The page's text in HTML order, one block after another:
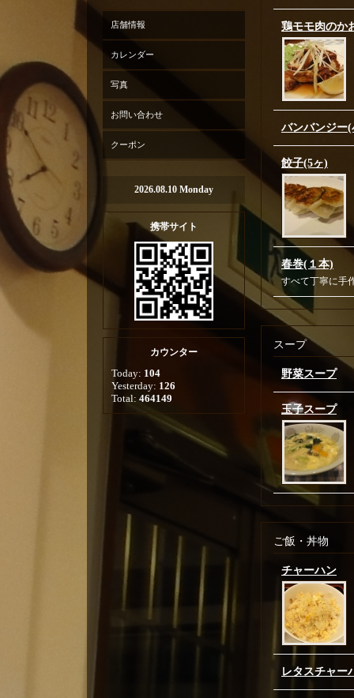
鶏モモ肉のか
バンバンジー(
餃子(5ヶ)
春巻(１本)
すべて丁寧に手
スープ
野菜スープ
玉子スープ
ご飯・丼物
チャーハン
レタスチャー
店舗情報
カレンダー
写真
お問い合わせ
クーポン
2026.08.10 Monday
携帯サイト
カウンター
Today: 104
Yesterday: 126
Total: 464149